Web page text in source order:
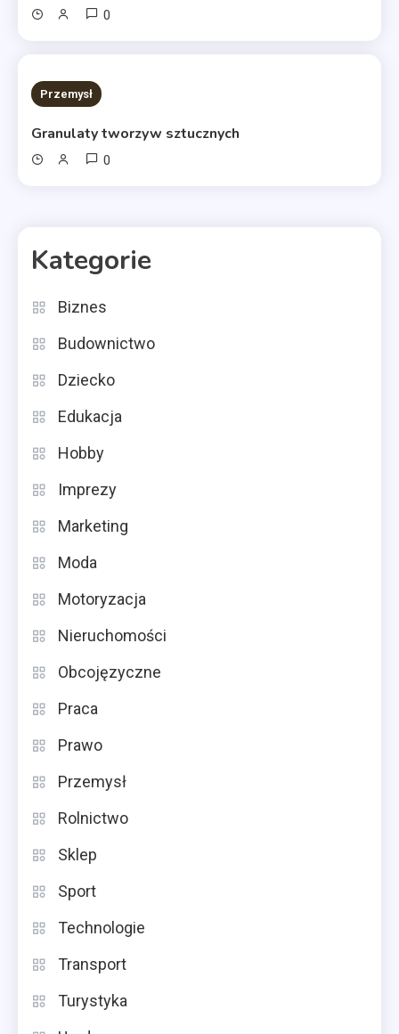
0
11 MINS READ
Przemysł
Granulaty tworzyw sztucznych
0
Kategorie
Biznes
Budownictwo
Dziecko
Edukacja
Hobby
Imprezy
Marketing
Moda
Motoryzacja
Nieruchomości
Obcojęzyczne
Praca
Prawo
Przemysł
Rolnictwo
Sklep
Sport
Technologie
Transport
Turystyka